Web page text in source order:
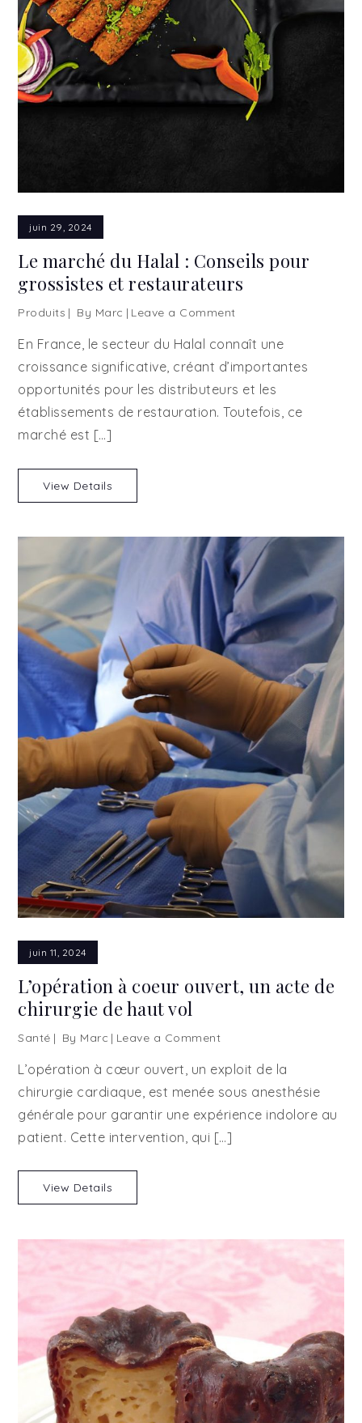
juin 29, 2024
Le marché du Halal : Conseils pour
grossistes et restaurateurs
Produits By Marc Leave a Comment
marché
du
Halal
:
En France, le secteur du Halal connaît une
croissance significative, créant d’importantes
opportunités pour les distributeurs et les
établissements de restauration. Toutefois, ce
marché est […]
View Details
juin 11, 2024
L’opération à coeur ouvert, un acte de
chirurgie de haut vol
Santé By Marc Leave a Comment
à
coeur
ouvert,
un
vol
L’opération à cœur ouvert, un exploit de la
chirurgie cardiaque, est menée sous anesthésie
générale pour garantir une expérience indolore au
patient. Cette intervention, qui […]
View Details